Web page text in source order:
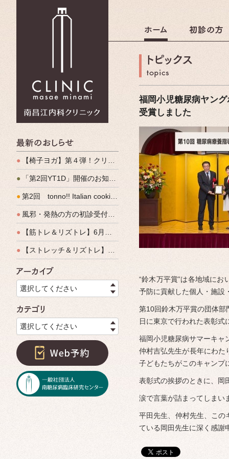
最新のおしらせ
●
【椅子ヨガ】第４弾！クリパルヨガ教室のご案内
● 「第2回YT1D」開催のお知らせ
●第2回 tonno!! Italian cooking 開催しました
● 風邪・発熱の方の初診受付（発熱外来）、始めます
● 【筋トレ＆リズトレ】6月特別運動教室開催のご案内
● 【ストレッチ＆リズトレ】特別運動教室開催のご案内
選択してください
カテゴリ
選択してください
福岡小児糖尿病ヤン
受賞しました
“鈴木万平賞”は各地域に
予防に貢献した個人・施設
第10回鈴木万平賞の団体
日に東京で行われた表彰式
福岡小児糖尿病サマーキャ
仲村吉弘先生が長年にわた
子どもたちがこのキャンプ
表彰式の挨拶のときに、岡
涙で言葉が詰まってしまい
平田先生、仲村先生、この
ている岡田先生に深く感謝